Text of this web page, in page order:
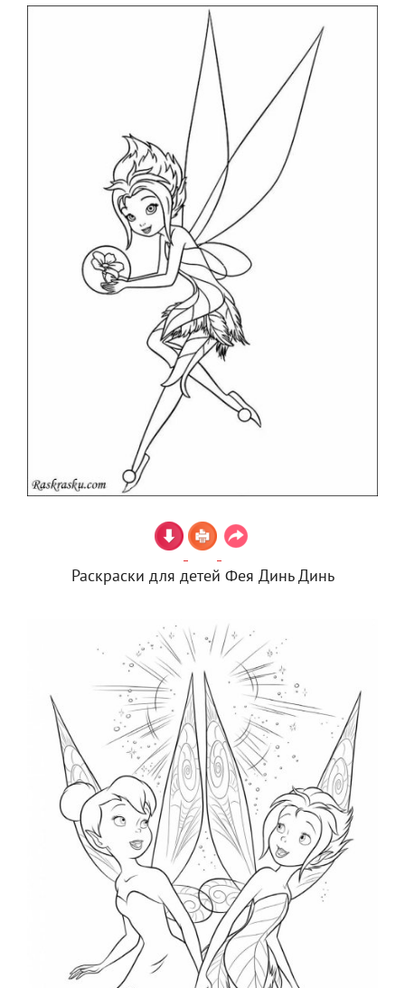
Раскраски для детей Фея Динь Динь